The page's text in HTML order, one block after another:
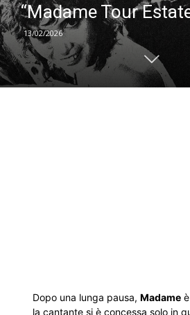
“Madame Tour
13/02/2026
Dopo una lunga pausa, Madame
la cantante si è concessa solo in